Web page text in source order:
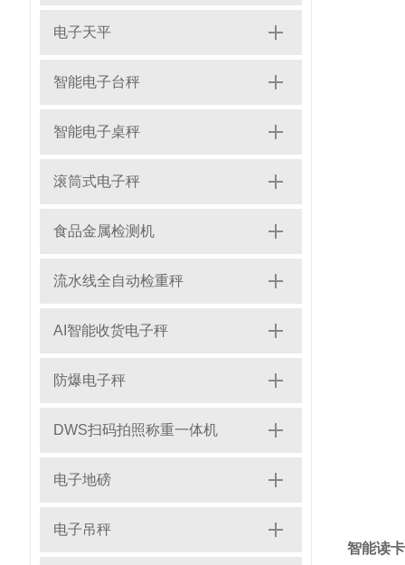
电子天平
智能电子台秤
智能电子桌秤
滚筒式电子秤
食品金属检测机
流水线全自动检重秤
AI智能收货电子秤
防爆电子秤
DWS扫码拍照称重一体机
电子地磅
电子吊秤
智能读